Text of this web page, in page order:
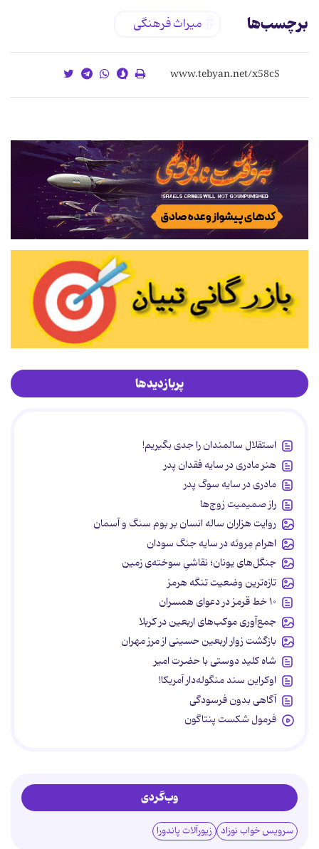
برچسب‌ها میراث فرهنگی
پربازدیدها
استقلال سالمندان را جدی بگیریم!
هنر مادری در سایه‌ فقدان پدر
مادری در سایه سوگ پدر
راز صمیمیت زوج‌ها
روایت هزاران ساله انسان بر بوم سنگ و آسمان
اهرام مِروئه در سایه جنگ سودان
جنگل‌های یونان؛ نقاشیِ سوخته‌ی زمین
تازه‌ترین وضعیت تنگه هرمز
۱۰ خط قرمز در دعوای همسران
جمع‌آوری موکب‌های اربعین در کربلا
بازگشت زوار اربعین حسینی از مرز مهران
شاه کلید دوستی با حضرت امیر
اوکراین سند منگوله‌دار آمریکا!
آگاهی بدون فرسودگی
فرمول شکست پنتاگون
وب‌گردی
سرویس خواب نوزاد زیورآلات پاندورا